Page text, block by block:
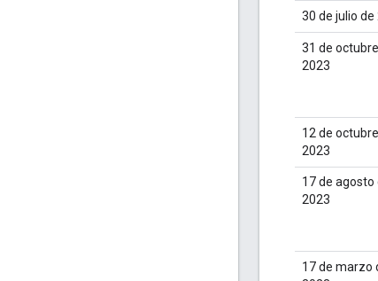
30 de julio de
31 de
2023
12 de
2023
17 de agosto
2023
17 de marzo